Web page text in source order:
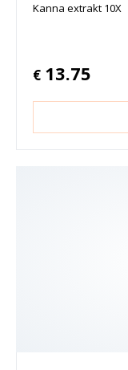
Kanna extrakt 10X
€ 13.75